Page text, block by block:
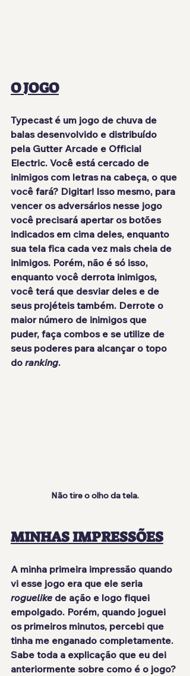
O JOGO
Typecast é um jogo de chuva de
balas desenvolvido e distribuído
pela Gutter Arcade e Official
Electric. Você está cercado de
inimigos com letras na cabeça, o que
você fará? Digitar! Isso mesmo, para
vencer os adversários nesse jogo
você precisará apertar os botões
indicados em cima deles, enquanto
sua tela fica cada vez mais cheia de
inimigos. Porém, não é só isso,
enquanto você derrota inimigos,
você terá que desviar deles e de
seus projéteis também. Derrote o
maior número de inimigos que
puder, faça combos e se utilize de
seus poderes para alcançar o topo
do ranking.
Não tire o olho da tela.
MINHAS IMPRESSÕES
A minha primeira impressão quando
vi esse jogo era que ele seria
roguelike de ação e logo fiquei
empolgado. Porém, quando joguei
os primeiros minutos, percebi que
tinha me enganado completamente.
Sabe toda a explicação que eu dei
anteriormente sobre como é o jogo?